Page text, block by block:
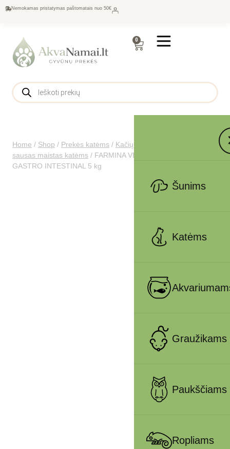
Nemokamas pristatymas paštomatais nuo 50€
0
Šunims
Katėms
Graužikams
Paukščiams
Ropliams
Home / Shop / Prekės katėms / Kačių maistas
sausas maistas katėms / FARMINA VET LIFE – CAT Dry
GASTRO INTESTINAL 5 kg